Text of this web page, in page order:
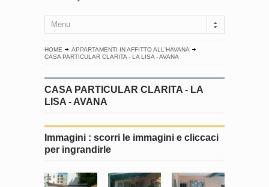
Menu
HOME
APPARTAMENTI IN AFFITTO ALL'HAVANA
CASA PARTICULAR CLARITA - LA LISA - AVANA
CASA PARTICULAR CLARITA - LA
LISA - AVANA
Immagini : scorri le immagini e cliccaci
per ingrandirle